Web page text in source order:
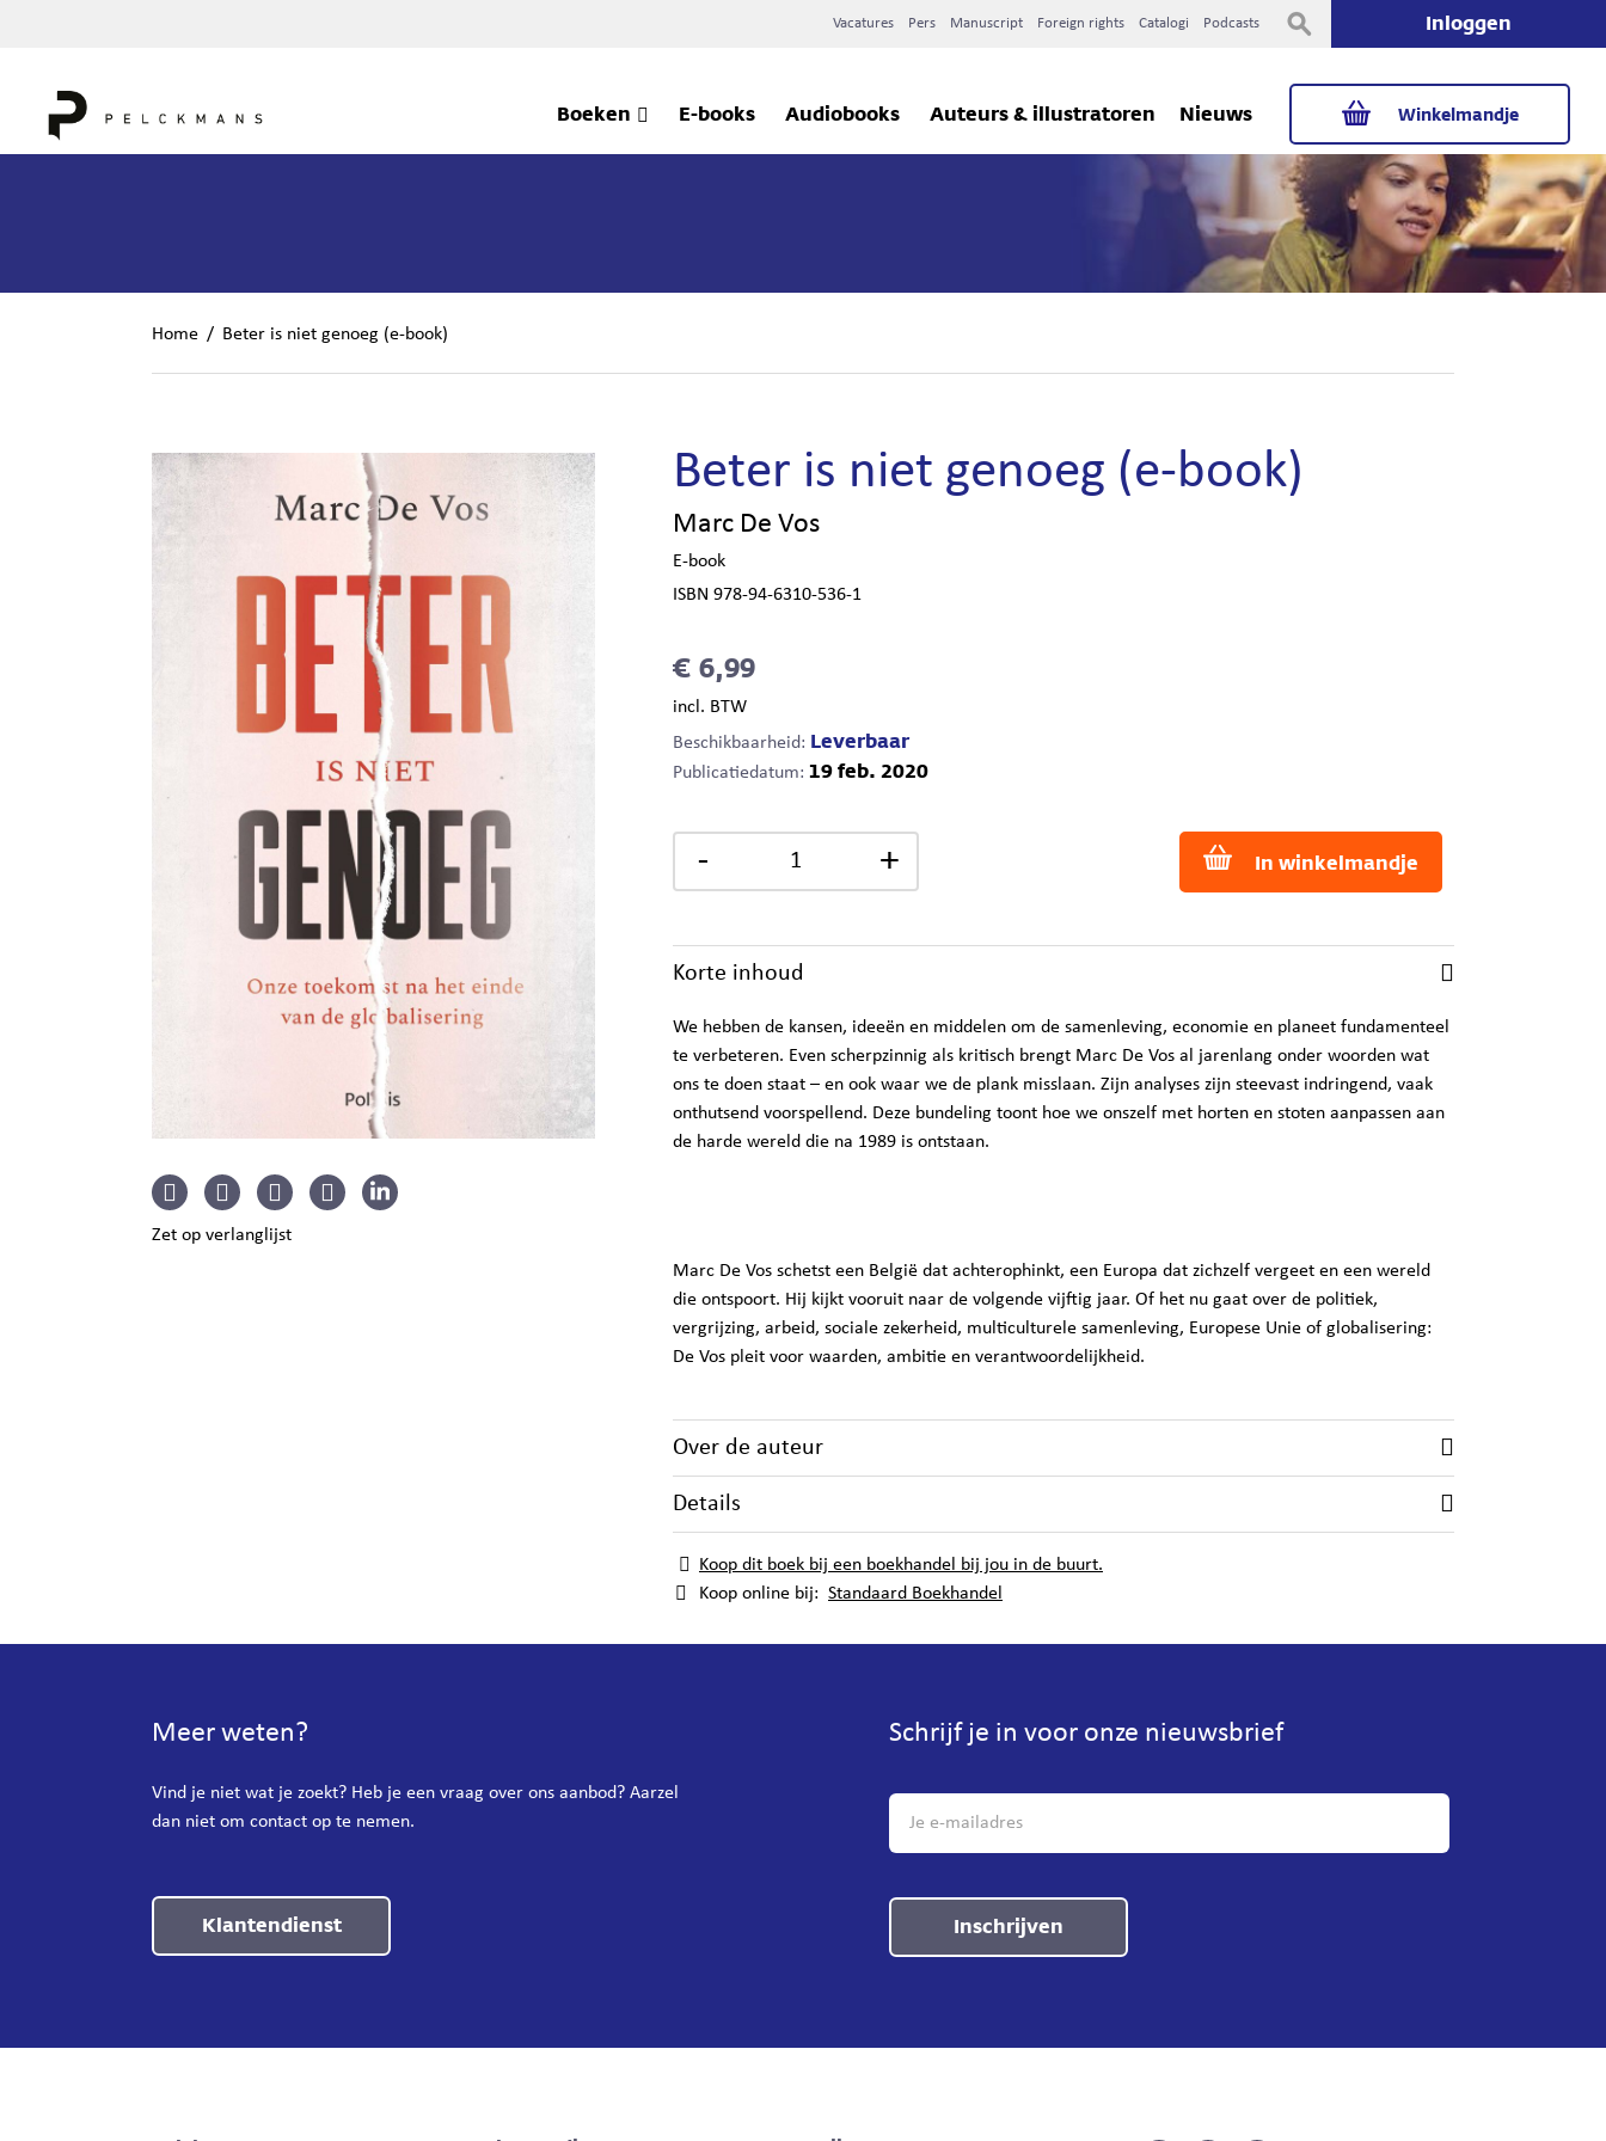
Vacatures Pers Manuscript Foreign rights Catalogi Podcasts Inloggen
Winkelmandje
Boeken E-books Audiobooks Auteurs & illustratoren Nieuws
Home / Beter is niet genoeg (e-book)
Zet op verlanglijst
Beter is niet genoeg (e-book)
Marc De Vos
E-book
ISBN 978-94-6310-536-1
€ 6,99
incl. BTW
Beschikbaarheid: Leverbaar
Publicatiedatum: 19 feb. 2020
- + In winkelmandje
Korte inhoud
We hebben de kansen, ideeën en middelen om de samenleving, economie en planeet fundamenteel
te verbeteren. Even scherpzinnig als kritisch brengt Marc De Vos al jarenlang onder woorden wat
ons te doen staat – en ook waar we de plank misslaan. Zijn analyses zijn steevast indringend, vaak
onthutsend voorspellend. Deze bundeling toont hoe we onszelf met horten en stoten aanpassen aan
de harde wereld die na 1989 is ontstaan.
Marc De Vos schetst een België dat achterophinkt, een Europa dat zichzelf vergeet en een wereld
die ontspoort. Hij kijkt vooruit naar de volgende vijftig jaar. Of het nu gaat over de politiek,
vergrijzing, arbeid, sociale zekerheid, multiculturele samenleving, Europese Unie of globalisering:
De Vos pleit voor waarden, ambitie en verantwoordelijkheid.
Over de auteur
Details
Koop dit boek bij een boekhandel bij jou in de buurt.
Koop online bij: Standaard Boekhandel
Meer weten?
Vind je niet wat je zoekt? Heb je een vraag over ons aanbod? Aarzel
dan niet om contact op te nemen.
Klantendienst
Schrijf je in voor onze nieuwsbrief
Inschrijven